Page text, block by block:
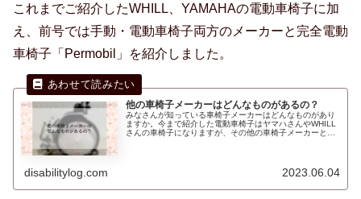
これまでご紹介したWHILL、YAMAHAの電動車椅子に加
え、前号では手動・電動車椅子両方のメーカーと完全電動
車椅子「Permobil」を紹介しました。
他の車椅子メーカーはどんなものがあるの？
みなさんが知っている車椅子メーカーはどんなものがあり
ますか。今まで紹介した電動車椅子はヤマハさんやWHILL
さんの車椅子になりますが、その他の車椅子メーカーと言
disabilitylog.com 2023.06.04